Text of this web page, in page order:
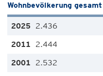
Wohnbevölkerung gesamt
2.436
2.444
2.532